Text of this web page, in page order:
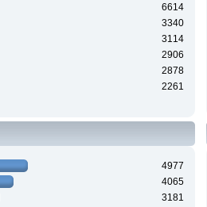
6614
3340
3114
2906
2878
2261
4977
4065
3181